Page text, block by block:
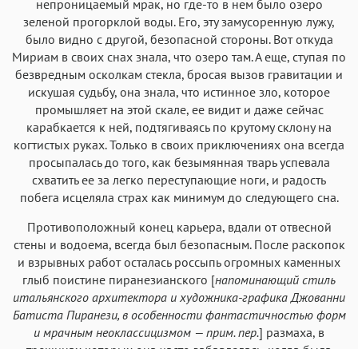
непроницаемый мрак, но где-то в нем было озеро
зеленой прогорклой воды. Его, эту замусоренную лужу,
было видно с другой, безопасной стороны. Вот откуда
Мириам в своих снах знала, что озеро там. А еще, ступая по
безвредным осколкам стекла, бросая вызов гравитации и
искушая судьбу, она знала, что истинное зло, которое
промышляет на этой скале, ее видит и даже сейчас
карабкается к ней, подтягиваясь по крутому склону на
когтистых руках. Только в своих приключениях она всегда
просыпалась до того, как безымянная тварь успевала
схватить ее за легко переступающие ноги, и радость
побега исцеляла страх как минимум до следующего сна.
Противоположный конец карьера, вдали от отвесной
стены и водоема, всегда был безопасным. После раскопок
и взрывных работ осталась россыпь огромных каменных
глыб поистине пиранезианского [напоминающий стиль
итальянского архитектора и художника-графика Джованни
Батиста Пиранези, в особенности фантастичностью форм
и мрачным неоклассицизмом — прим. пер.] размаха, в